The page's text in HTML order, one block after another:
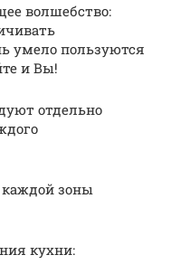
волшебство:
умело пользуются
и Вы!
отдельно
зоны
кухни: